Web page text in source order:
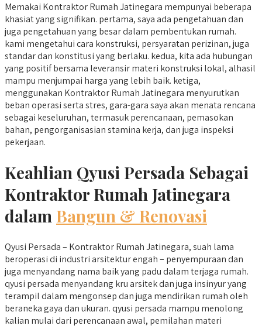
Memakai Kontraktor Rumah Jatinegara mempunyai beberapa
khasiat yang signifikan. pertama, saya ada pengetahuan dan
juga pengetahuan yang besar dalam pembentukan rumah.
kami mengetahui cara konstruksi, persyaratan perizinan, juga
standar dan konstitusi yang berlaku. kedua, kita ada hubungan
yang positif bersama leveransir materi konstruksi lokal, alhasil
mampu menjumpai harga yang lebih baik. ketiga,
menggunakan Kontraktor Rumah Jatinegara menyurutkan
beban operasi serta stres, gara-gara saya akan menata rencana
sebagai keseluruhan, termasuk perencanaan, pemasokan
bahan, pengorganisasian stamina kerja, dan juga inspeksi
pekerjaan.
Keahlian Qyusi Persada Sebagai
Kontraktor Rumah Jatinegara
dalam Bangun & Renovasi
Qyusi Persada – Kontraktor Rumah Jatinegara, suah lama
beroperasi di industri arsitektur engah – penyempuraan dan
juga menyandang nama baik yang padu dalam terjaga rumah.
qyusi persada menyandang kru arsitek dan juga insinyur yang
terampil dalam mengonsep dan juga mendirikan rumah oleh
beraneka gaya dan ukuran. qyusi persada mampu menolong
kalian mulai dari perencanaan awal, pemilahan materi